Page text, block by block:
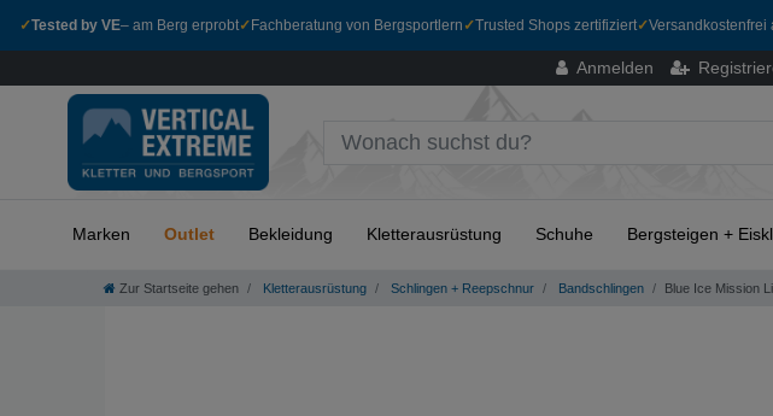
✓Tested by VE– am Berg erprobt✓ Fachberatung von Bergsportlern ✓Trusted Shops zertifiziert✓Versandkostenfrei
Anmelden
Marken Outlet Bekleidung Kletterausrüstung Schuhe Bergsteigen +
Zur Startseite gehen Kletterausrüstung Schlingen + Reepschnur Bandschlingen Blue Ice Mission